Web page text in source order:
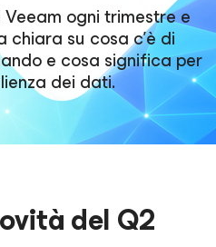
ogni trimestre e
chiara su cosa c'è di
e cosa significa per
dei dati.
del Q2